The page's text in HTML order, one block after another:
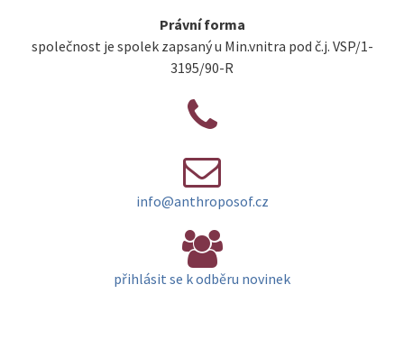
Právní forma
společnost je spolek zapsaný u Min.vnitra pod č.j. VSP/1-
3195/90-R
info@anthroposof.cz
přihlásit se k odběru novinek